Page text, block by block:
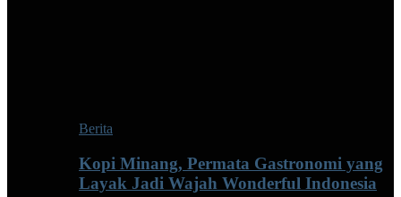
Berita
Kopi Minang, Permata Gastronomi yang
Layak Jadi Wajah Wonderful Indonesia